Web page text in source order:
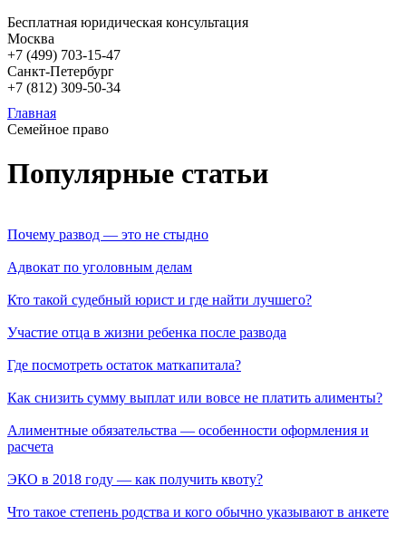
Бесплатная юридическая консультация
Москва
+7 (499) 703-15-47
Санкт-Петербург
+7 (812) 309-50-34
Главная
Семейное право
Популярные статьи
Почему развод — это не стыдно
Адвокат по уголовным делам
Кто такой судебный юрист и где найти лучшего?
Участие отца в жизни ребенка после развода
Где посмотреть остаток маткапитала?
Как снизить сумму выплат или вовсе не платить алименты?
Алиментные обязательства — особенности оформления и
расчета
ЭКО в 2018 году — как получить квоту?
Что такое степень родства и кого обычно указывают в анкете